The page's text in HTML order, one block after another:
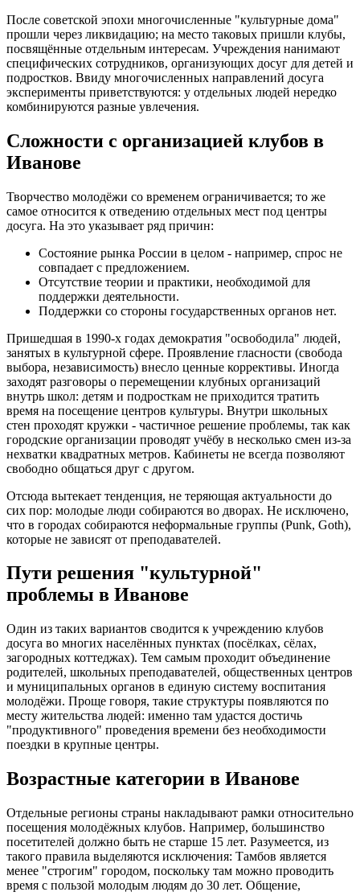
После советской эпохи многочисленные "культурные дома"
прошли через ликвидацию; на место таковых пришли клубы,
посвящённые отдельным интересам. Учреждения нанимают
специфических сотрудников, организующих досуг для детей и
подростков. Ввиду многочисленных направлений досуга
эксперименты приветствуются: у отдельных людей нередко
комбинируются разные увлечения.
Сложности с организацией клубов в
Иванове
Творчество молодёжи со временем ограничивается; то же
самое относится к отведению отдельных мест под центры
досуга. На это указывает ряд причин:
Состояние рынка России в целом - например, спрос не
совпадает с предложением.
Отсутствие теории и практики, необходимой для
поддержки деятельности.
Поддержки со стороны государственных органов нет.
Пришедшая в 1990-х годах демократия "освободила" людей,
занятых в культурной сфере. Проявление гласности (свобода
выбора, независимость) внесло ценные коррективы. Иногда
заходят разговоры о перемещении клубных организаций
внутрь школ: детям и подросткам не приходится тратить
время на посещение центров культуры. Внутри школьных
стен проходят кружки - частичное решение проблемы, так как
городские организации проводят учёбу в несколько смен из-за
нехватки квадратных метров. Кабинеты не всегда позволяют
свободно общаться друг с другом.
Отсюда вытекает тенденция, не теряющая актуальности до
сих пор: молодые люди собираются во дворах. Не исключено,
что в городах собираются неформальные группы (Punk, Goth),
которые не зависят от преподавателей.
Пути решения "культурной"
проблемы в Иванове
Один из таких вариантов сводится к учреждению клубов
досуга во многих населённых пунктах (посёлках, сёлах,
загородных коттеджах). Тем самым проходит объединение
родителей, школьных преподавателей, общественных центров
и муниципальных органов в единую систему воспитания
молодёжи. Проще говоря, такие структуры появляются по
месту жительства людей: именно там удастся достичь
"продуктивного" проведения времени без необходимости
поездки в крупные центры.
Возрастные категории в Иванове
Отдельные регионы страны накладывают рамки относительно
посещения молодёжных клубов. Например, большинство
посетителей должно быть не старше 15 лет. Разумеется, из
такого правила выделяются исключения: Тамбов является
менее "строгим" городом, поскольку там можно проводить
время с пользой молодым людям до 30 лет. Общение,